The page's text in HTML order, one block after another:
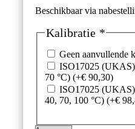
Beschikbaar via
Kalibratie *
Geen aanvullende
ISO17025
70 °C) (+€ 90,30)
ISO17025
40, 70, 100 °C) (+€